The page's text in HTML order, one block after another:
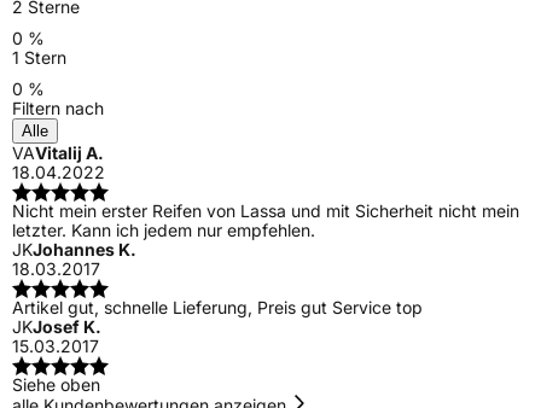
2 Sterne
0 %
1 Stern
0 %
Filtern nach
Alle
VAVitalij A.
18.04.2022
Nicht mein erster Reifen von Lassa und mit Sicherheit nicht mein
letzter. Kann ich jedem nur empfehlen.
JKJohannes K.
18.03.2017
Artikel gut, schnelle Lieferung, Preis gut Service top
JKJosef K.
15.03.2017
Siehe oben